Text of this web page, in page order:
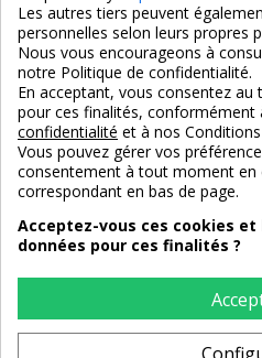
3X SANS FRAIS
100% sécurisé
LIVRAISON 12/18 JOURS
Les autres tiers peuvent
personnelles selon leurs propres
Nous vous encourageons à
notre Politique de confidentialité.
En acceptant, vous consentez
pour ces finalités, conformément
confidentialité et à nos Conditions
Vous pouvez gérer vos
consentement à tout moment en
correspondant en bas de page.
Acceptez-vous ces cookies
données pour ces finalités ?